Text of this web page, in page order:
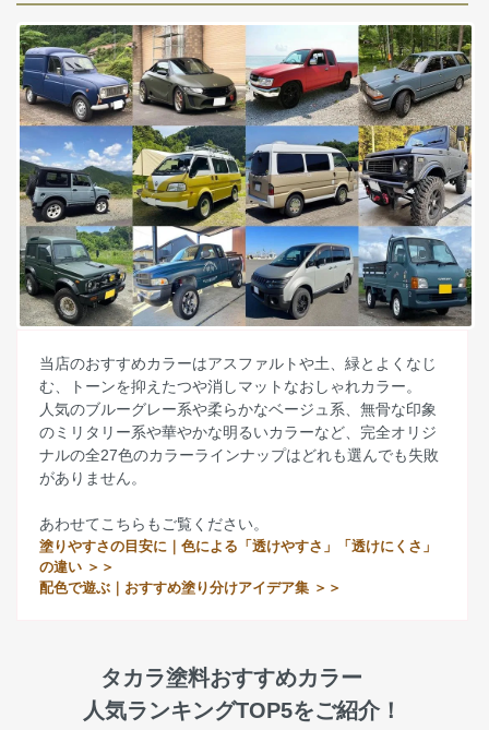
当店のおすすめカラーはアスファルトや土、緑とよくなじ
む、トーンを抑えたつや消しマットなおしゃれカラー。
人気のブルーグレー系や柔らかなベージュ系、無骨な印象
のミリタリー系や華やかな明るいカラーなど、完全オリジ
ナルの全27色のカラーラインナップはどれも選んでも失敗
がありません。
あわせてこちらもご覧ください。
塗りやすさの目安に｜色による「透けやすさ」「透けにくさ」
の違い ＞＞
配色で遊ぶ｜おすすめ塗り分けアイデア集 ＞＞
タカラ塗料おすすめカラー
人気ランキングTOP5をご紹介！